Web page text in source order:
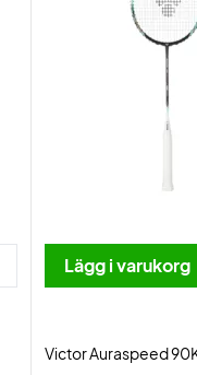
Lägg i varukorg
Victor Auraspeed